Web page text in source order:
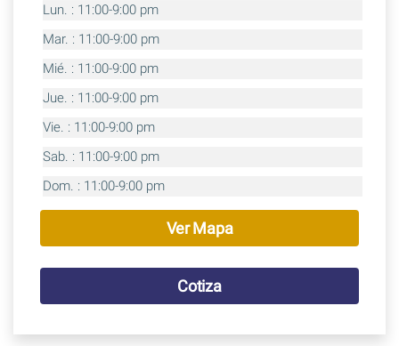
Lun. : 11:00-9:00 pm
Mar. : 11:00-9:00 pm
Mié. : 11:00-9:00 pm
Jue. : 11:00-9:00 pm
Vie. : 11:00-9:00 pm
Sab. : 11:00-9:00 pm
Dom. : 11:00-9:00 pm
Ver Mapa
Cotiza